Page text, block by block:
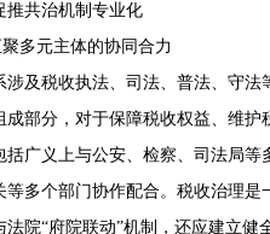
共治机制专业化
多元主体的协同合力
税收执法、司法、普法、守法
部分，对于保障税收权益、维
广义上与公安、检察、司法局
多个部门协作配合。税收治理
院“府院联动”机制，还应建立健